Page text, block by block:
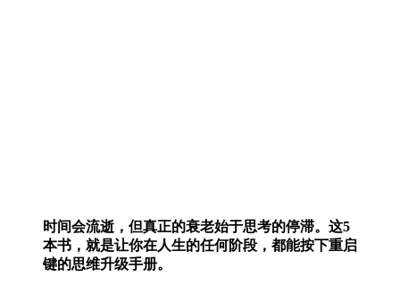
时间会流逝，但真正的衰老始于思考的停滞。这5
本书，就是让你在人生的任何阶段，都能按下重启
键的思维升级手册。